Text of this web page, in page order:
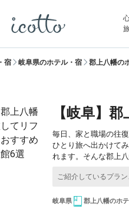
宿 岐阜県のホテル・宿 郡上八幡の
【岐阜】
毎日、家と職場の往
ひとり旅へ出かけて
れます。そんな郡上
岐阜県 郡上八幡のホ